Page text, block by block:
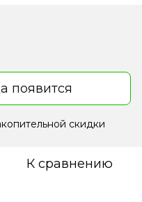
появится
скидки
К сравнению